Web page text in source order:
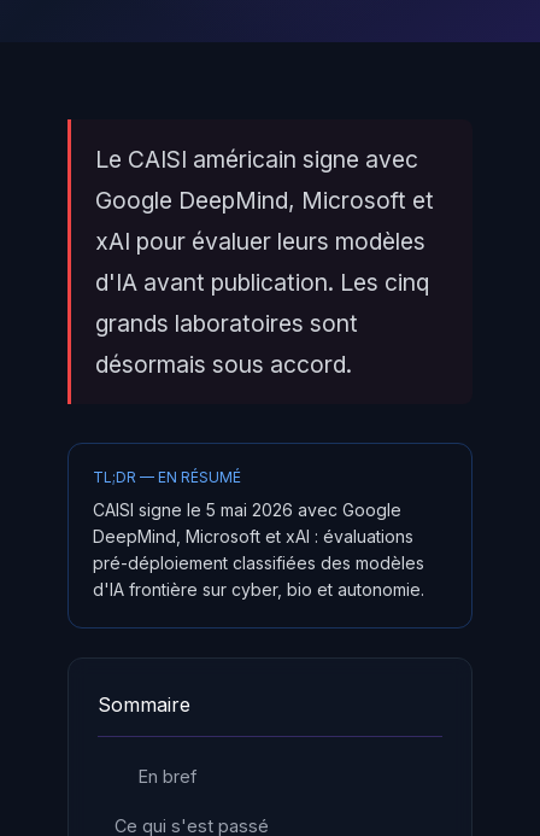
Le CAISI américain signe avec
Google DeepMind, Microsoft et
xAI pour évaluer leurs modèles
d'IA avant publication. Les cinq
grands laboratoires sont
désormais sous accord.
TL;DR — EN RÉSUMÉ
CAISI signe le 5 mai 2026 avec Google
DeepMind, Microsoft et xAI : évaluations
pré-déploiement classifiées des modèles
d'IA frontière sur cyber, bio et autonomie.
Sommaire
En bref
Ce qui s'est passé